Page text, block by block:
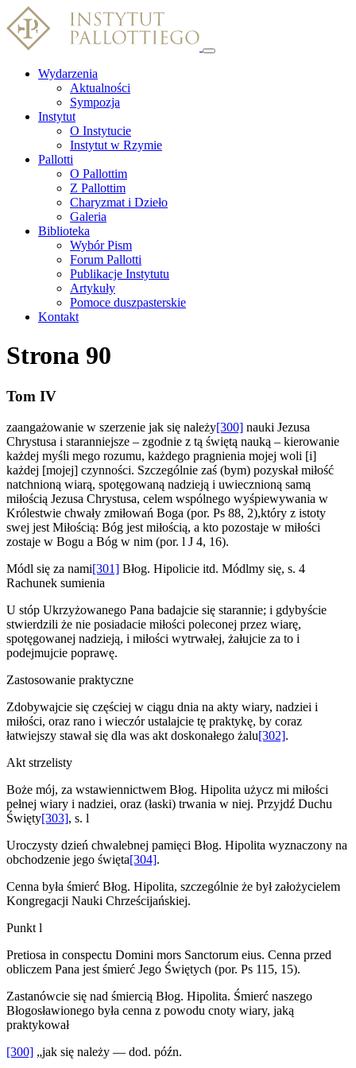
Wydarzenia
Aktualności
Sympozja
Instytut
O Instytucie
Instytut w Rzymie
Pallotti
O Pallottim
Z Pallottim
Charyzmat i Dzieło
Galeria
Biblioteka
Wybór Pism
Forum Pallotti
Publikacje Instytutu
Artykuły
Pomoce duszpasterskie
Kontakt
Strona 90
Tom IV
zaangażowanie w szerzenie jak się należy[300] nauki Jezusa
Chrystusa i staranniejsze – zgodnie z tą świętą nauką – kierowanie
każdej myśli mego rozumu, każdego pragnienia mojej woli [i]
każdej [mojej] czynności. Szczególnie zaś (bym) pozyskał miłość
natchnioną wiarą, spotęgowaną nadzieją i uwiecznioną samą
miłością Jezusa Chrystusa, celem wspólnego wyśpiewywania w
Królestwie chwały zmiłowań Boga (por. Ps 88, 2),który z istoty
swej jest Miłością: Bóg jest miłością, a kto pozostaje w miłości
zostaje w Bogu a Bóg w nim (por. l J 4, 16).
Módl się za nami[301] Błog. Hipolicie itd. Módlmy się, s. 4
Rachunek sumienia
U stóp Ukrzyżowanego Pana badajcie się starannie; i gdybyście
stwierdzili że nie posiadacie miłości poleconej przez wiarę,
spotęgowanej nadzieją, i miłości wytrwałej, żałujcie za to i
podejmujcie poprawę.
Zastosowanie praktyczne
Zdobywajcie się częściej w ciągu dnia na akty wiary, nadziei i
miłości, oraz rano i wieczór ustalajcie tę praktykę, by coraz
łatwiejszy stawał się dla was akt doskonałego żalu[302].
Akt strzelisty
Boże mój, za wstawiennictwem Błog. Hipolita użycz mi miłości
pełnej wiary i nadziei, oraz (łaski) trwania w niej. Przyjdź Duchu
Święty[303], s. l
Uroczysty dzień chwalebnej pamięci Błog. Hipolita wyznaczony na
obchodzenie jego święta[304].
Cenna była śmierć Błog. Hipolita, szczególnie że był założycielem
Kongregacji Nauki Chrześcijańskiej.
Punkt l
Pretiosa in conspectu Domini mors Sanctorum eius. Cenna przed
obliczem Pana jest śmierć Jego Świętych (por. Ps 115, 15).
Zastanówcie się nad śmiercią Błog. Hipolita. Śmierć naszego
Błogosławionego była cenna z powodu cnoty wiary, jaką
praktykował
[300] „jak się należy — dod. późn.